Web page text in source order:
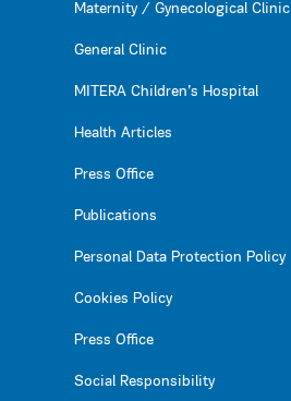
Maternity / Gynecological Clinic
General Clinic
MITERA Children’s Hospital
Health Articles
Press Office
Publications
Personal Data Protection Policy
Cookies Policy
Press Office
Social Responsibility